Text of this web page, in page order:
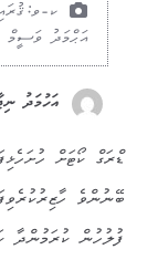
ކ-
އަޙްމަދު ވަސީމް
އަހުމަދު
ޑްރަގް ކޯޓަށް
ބޭނުންވެ
ފުލުހުން ކުރަމުންދާ